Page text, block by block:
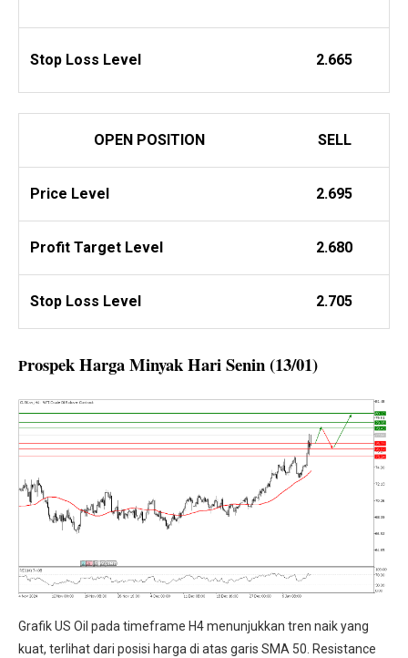
Stop Loss Level 2.665
OPEN POSITION SELL
Price Level 2.695
Profit Target Level 2.680
Stop Loss Level 2.705
Prospek Harga Minyak Hari Senin (13/01)
Grafik US Oil pada timeframe H4 menunjukkan tren naik yang
kuat, terlihat dari posisi harga di atas garis SMA 50. Resistance